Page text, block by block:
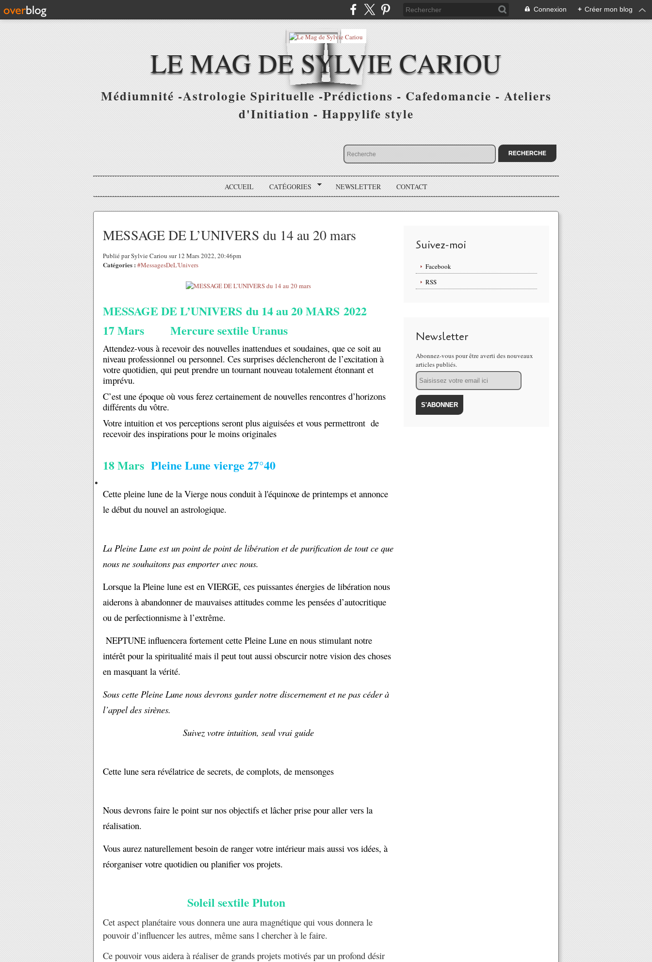
Connexion + Créer mon blog
LE MAG DE SYLVIE CARIOU
Médiumnité -Astrologie Spirituelle -Prédictions - Cafedomancie - Ateliers
d'Initiation - Happylife style
ACCUEIL CATÉGORIES NEWSLETTER CONTACT
MESSAGE DE L’UNIVERS du 14 au 20 mars
Publié par Sylvie Cariou sur 12 Mars 2022, 20:46pm
Catégories : #MessagesDeL'Univers
MESSAGE DE L’UNIVERS du 14 au 20 MARS 2022
17 Mars Mercure sextile Uranus
Attendez-vous à recevoir des nouvelles inattendues et soudaines, que ce soit au
niveau professionnel ou personnel. Ces surprises déclencheront de l’excitation à
votre quotidien, qui peut prendre un tournant nouveau totalement étonnant et
imprévu.
C’est une époque où vous ferez certainement de nouvelles rencontres d’horizons
différents du vôtre.
Votre intuition et vos perceptions seront plus aiguisées et vous permettront de
recevoir des inspirations pour le moins originales
18 Mars Pleine Lune vierge 27°40
Cette pleine lune de la Vierge nous conduit à l'équinoxe de printemps et annonce
le début du nouvel an astrologique.
La Pleine Lune est un point de point de libération et de purification de tout ce que
nous ne souhaitons pas emporter avec nous.
Lorsque la Pleine lune est en VIERGE, ces puissantes énergies de libération nous
aiderons à abandonner de mauvaises attitudes comme les pensées d’autocritique
ou de perfectionnisme à l’extrême.
NEPTUNE influencera fortement cette Pleine Lune en nous stimulant notre
intérêt pour la spiritualité mais il peut tout aussi obscurcir notre vision des choses
en masquant la vérité.
Sous cette Pleine Lune nous devrons garder notre discernement et ne pas céder à
l’appel des sirènes.
Suivez votre intuition, seul vrai guide
Cette lune sera révélatrice de secrets, de complots, de mensonges
Nous devrons faire le point sur nos objectifs et lâcher prise pour aller vers la
réalisation.
Vous aurez naturellement besoin de ranger votre intérieur mais aussi vos idées, à
réorganiser votre quotidien ou planifier vos projets.
Soleil sextile Pluton
Cet aspect planétaire vous donnera une aura magnétique qui vous donnera le
pouvoir d’influencer les autres, même sans l chercher à le faire.
Ce pouvoir vous aidera à réaliser de grands projets motivés par un profond désir
Suivez-moi
Facebook
RSS
Newsletter
Abonnez-vous pour être averti des nouveaux
articles publiés.
Email